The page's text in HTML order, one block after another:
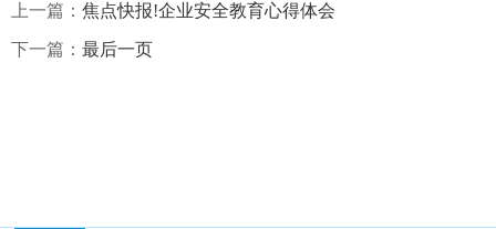
上一篇： 焦点快报!企业安全教育心得体会
下一篇： 最后一页